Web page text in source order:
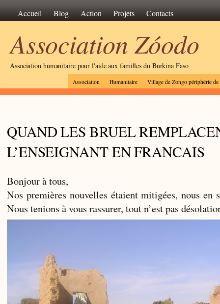
Accueil Blog Action Projets Contacts
Association Zóodo
Association humanitaire pour l'aide aux familles du Burkina Faso
Association Humanitaire Village de Zongo périphérie de
QUAND LES BRUEL
L’ENSEIGNANT EN FRANCAIS
Bonjour à tous,
Nos premières nouvelles étaient mitigées, nous en
Nous tenions à vous rassurer, tout n’est pas